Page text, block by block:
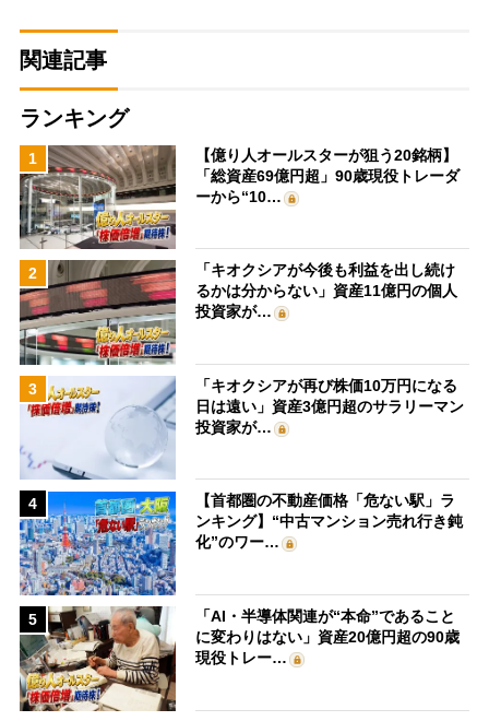
関連記事
ランキング
1
【億り人オールスターが狙う20銘柄】
「総資産69億円超」90歳現役トレーダ
ーから“10…
2
「キオクシアが今後も利益を出し続け
るかは分からない」資産11億円の個人
投資家が…
3
「キオクシアが再び株価10万円になる
日は遠い」資産3億円超のサラリーマン
投資家が…
4
【首都圏の不動産価格「危ない駅」ラ
ンキング】“中古マンション売れ行き鈍
化”のワー…
5
「AI・半導体関連が“本命”であること
に変わりはない」資産20億円超の90歳
現役トレー…